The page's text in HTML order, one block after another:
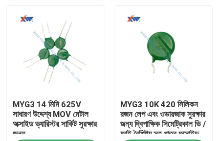
MYG3 14 মিমি 625V
সাধারণ উদ্দেশ্য MOV মেটাল
অক্সাইড ভ্যারিস্টর সার্কিট সুরক্ষার
জন্য
MYG3 10K 420 সিলিকন
রজন লেপ এবং ওভারজাক সুরক্ষার
জন্য দ্বিপাক্ষিক সিমেট্রিকাল ভি /
আই বৈশিষ্ট্য সহ ধাতব অক্সাইড